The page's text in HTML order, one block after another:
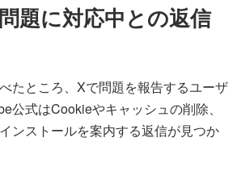
題に対応中との返信
たところ、Xで問題を報告するユーザ
公式はCookieやキャッシュの削除、
ンストールを案内する返信が見つか